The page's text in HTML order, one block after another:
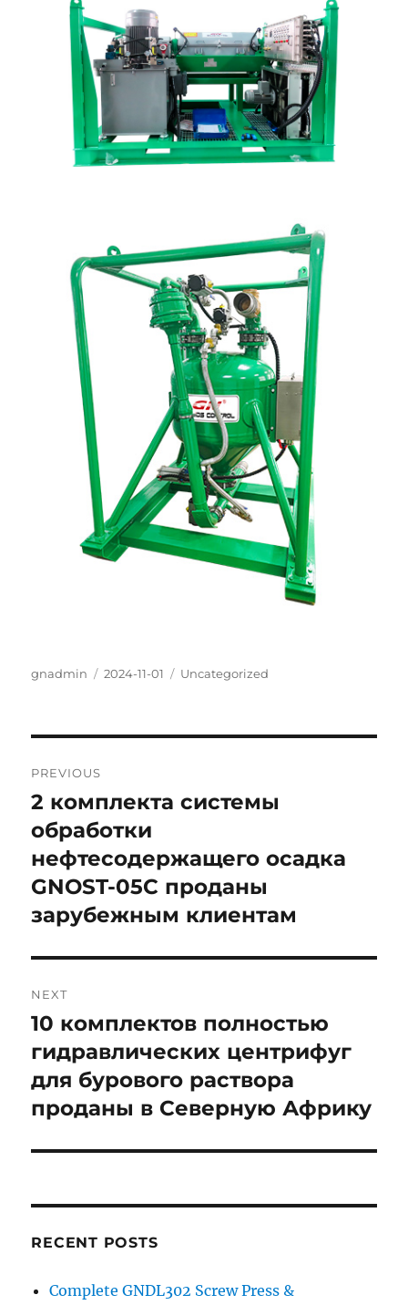
Author
gnadmin
Posted
2024-11-01 Categories
Uncategorized
navigation
PREVIOUS
Previous
post:
2 комплекта системы
обработки
нефтесодержащего осадка
GNOST-05C проданы
зарубежным клиентам
NEXT
Next
post:
10 комплектов полностью
гидравлических центрифуг
для бурового раствора
проданы в Северную Африку
RECENT POSTS
Complete GNDL302 Screw Press &